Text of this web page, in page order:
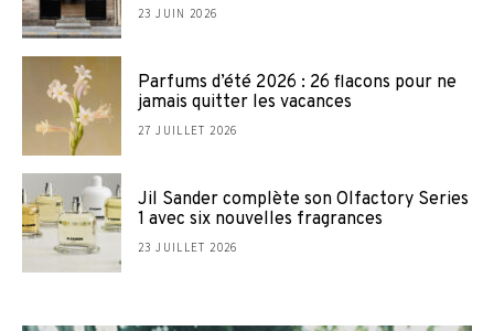
23 JUIN 2026
Parfums d’été 2026 : 26 flacons pour ne
jamais quitter les vacances
27 JUILLET 2026
Jil Sander complète son Olfactory Series
1 avec six nouvelles fragrances
23 JUILLET 2026